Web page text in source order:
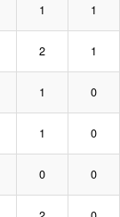
1 1
2 1
1 0
1 0
0 0